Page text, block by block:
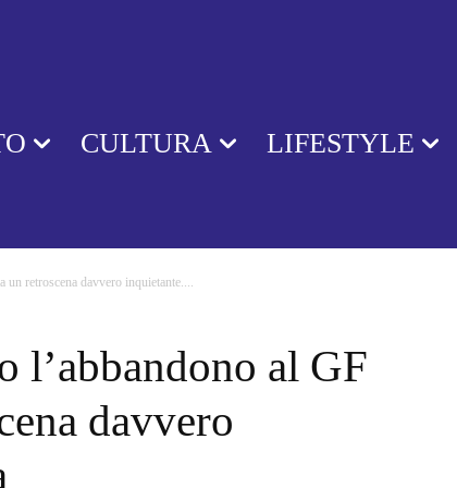
CULTURA LIFESTYLE
retroscena davvero inquietante....
l’abbandono al GF
davvero